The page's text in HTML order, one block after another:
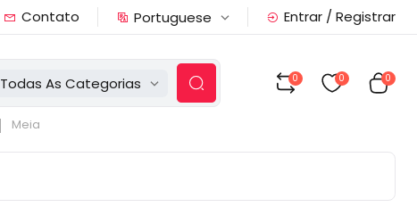
Contato Portuguese Entrar / Registrar
Todas As Categorias
Meia
0 0 0